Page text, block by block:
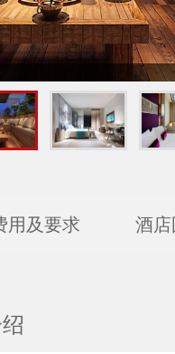
用及要求 酒